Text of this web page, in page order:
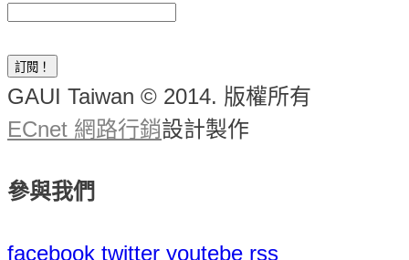
GAUI Taiwan © 2014. 版權所有
ECnet 網路行銷設計製作
參與我們
facebook twitter youtebe rss